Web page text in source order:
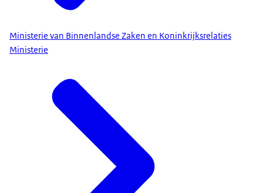
Ministerie van Binnenlandse Zaken en Koninkrijksrelaties
Ministerie